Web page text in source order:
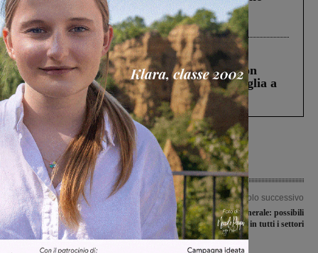
Gianni, Giulia e Franco. Lo schianto, il
processo, lo stop ai sorpassi fra tir....
Cronaca 3 Agosto 2026
Scomparso da una struttura di Castiglion
Fiorentino l’uomo che aveva ucciso la figlia a
Levane nel 2020
Articolo precedente
Autostrada: tratto chiuso fra
Valdarno e Arezzo nella notte. E per la
terza corsia chiude l’area di servizio
Chianti Est
Articolo successivo
Venerdì di sciopero generale: possibili
disagi in tutti i settori